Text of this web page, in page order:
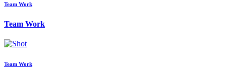
Team Work
Team Work
Team Work